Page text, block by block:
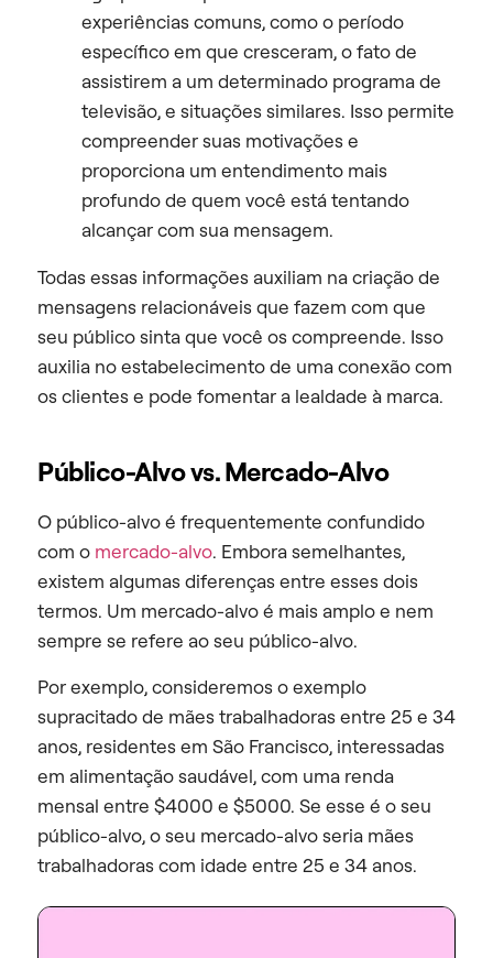
experiências comuns, como o período
específico em que cresceram, o fato de
assistirem a um determinado programa de
televisão, e situações similares. Isso permite
compreender suas motivações e
proporciona um entendimento mais
profundo de quem você está tentando
alcançar com sua mensagem.
Todas essas informações auxiliam na criação de
mensagens relacionáveis que fazem com que
seu público sinta que você os compreende. Isso
auxilia no estabelecimento de uma conexão com
os clientes e pode fomentar a lealdade à marca.
Público-Alvo vs. Mercado-Alvo
O público-alvo é frequentemente confundido
com o mercado-alvo. Embora semelhantes,
existem algumas diferenças entre esses dois
termos. Um mercado-alvo é mais amplo e nem
sempre se refere ao seu público-alvo.
Por exemplo, consideremos o exemplo
supracitado de mães trabalhadoras entre 25 e 34
anos, residentes em São Francisco, interessadas
em alimentação saudável, com uma renda
mensal entre $4000 e $5000. Se esse é o seu
público-alvo, o seu mercado-alvo seria mães
trabalhadoras com idade entre 25 e 34 anos.